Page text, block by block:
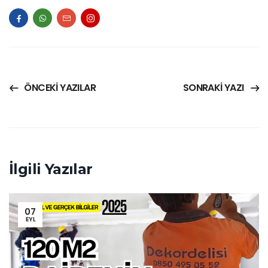
ÖNCEKI YAZILAR SONRAKI YAZI
İlgili Yazılar
07
EYL